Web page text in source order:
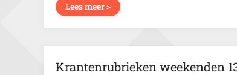
Lees meer >
Krantenrubrieken weekenden